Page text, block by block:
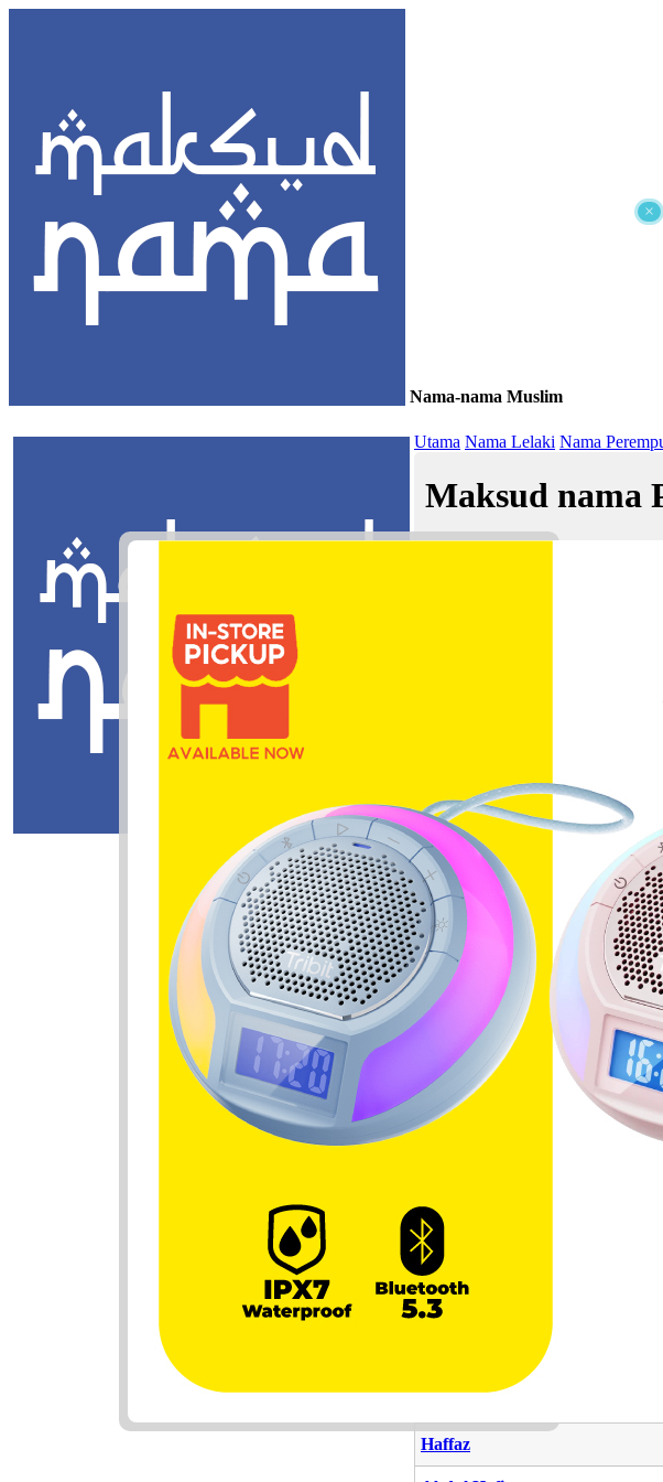
×
Nama-nama Muslim
Utama Nama Lelaki Nama
Maksud nama
Zhafran: Kejayaan
Nama Yang Berkaitan
Nama
Haffaz